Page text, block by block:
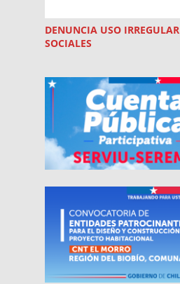
DENUNCIA USO IRREGULAR
SOCIALES